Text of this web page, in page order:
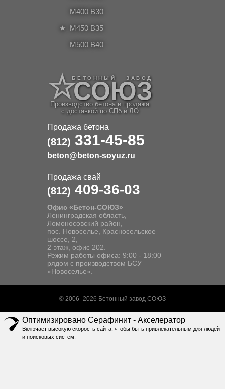
M400 B30
M450 B35
M500 B40
БЕТОННЫЙ ЗАВОД
СОЮЗ
Производство бетона и продажа
с доставкой по СПб и ЛО
Продажа бетона
(812) 331-45-85
beton@beton-soyuz.ru
Продажа свай
(812) 409-36-03
Офис «Бетон-СОЮЗ»
Ленинградская область,
Ломоносовский район,
пос. Новоселье, Красносельское
шоссе, 2,
2 этаж, офис 202.
Режим работы офиса: 9:00 - 18:00
рядом с производством БСУ
«Новоселье».
© 2006–2026 Бетонный завод СОЮЗ
Оптимизировано Серафинит - Акселератор
Включает высокую скорость сайта, чтобы быть привлекательным для людей
и поисковых систем.